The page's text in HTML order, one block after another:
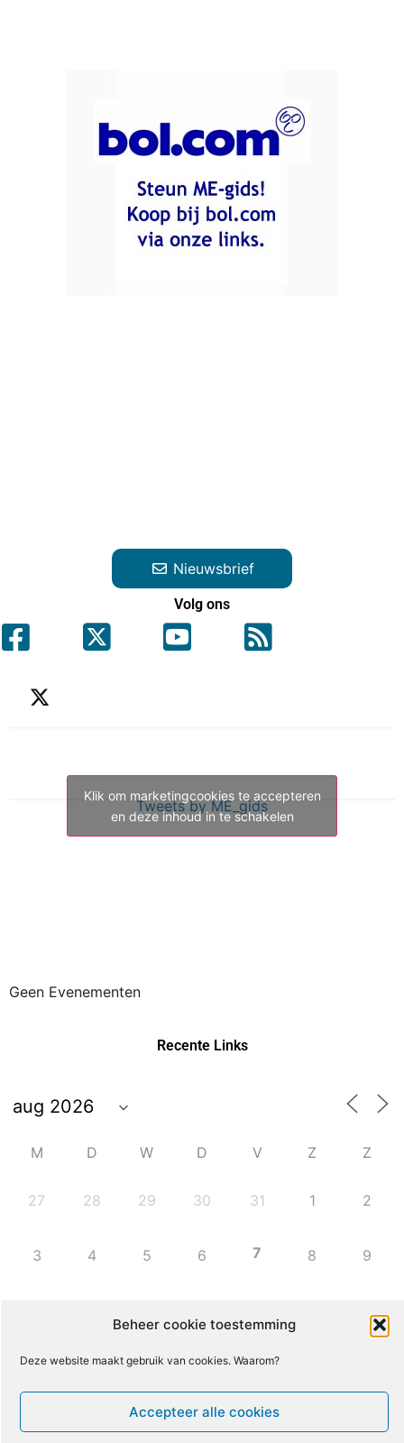
Beheer cookie toestemming
Deze website maakt gebruik van cookies. Waarom?
Accepteer alle cookies
Nieuwsbrief
Volg ons
Tweets by ME_gids
Klik om marketingcookies te accepteren
en deze inhoud in te schakelen
Geen Evenementen
Recente Links
M D W D V Z Z
27 28 29 30 31 1 2
3 4 5 6 7 8 9
16
17 18 19 20 21
26 27 28